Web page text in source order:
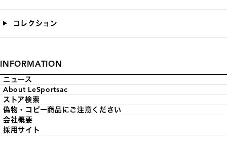
コレクション
INFORMATION
ニュース
About LeSportsac
ストア検索
偽物・コピー商品にご注意ください
会社概要
採用サイト